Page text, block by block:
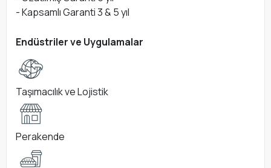
- Kapsamlı Garanti 3 & 5 yıl
Endüstriler ve Uygulamalar
Taşımacılık ve Lojistik
Perakende